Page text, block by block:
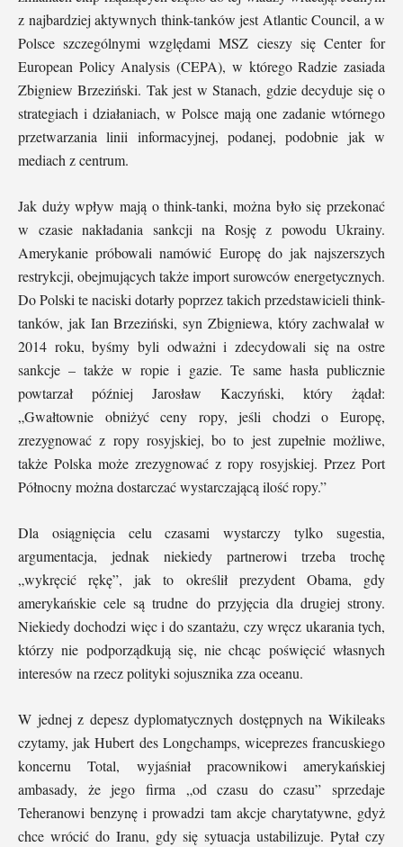
z najbardziej aktywnych think-tanków jest Atlantic Council, a w
Polsce szczególnymi względami MSZ cieszy się Center for
European Policy Analysis (CEPA), w którego Radzie zasiada
Zbigniew Brzeziński. Tak jest w Stanach, gdzie decyduje się o
strategiach i działaniach, w Polsce mają one zadanie wtórnego
przetwarzania linii informacyjnej, podanej, podobnie jak w
mediach z centrum.
Jak duży wpływ mają o think-tanki, można było się przekonać
w czasie nakładania sankcji na Rosję z powodu Ukrainy.
Amerykanie próbowali namówić Europę do jak najszerszych
restrykcji, obejmujących także import surowców energetycznych.
Do Polski te naciski dotarły poprzez takich przedstawicieli think-
tanków, jak Ian Brzeziński, syn Zbigniewa, który zachwalał w
2014 roku, byśmy byli odważni i zdecydowali się na ostre
sankcje – także w ropie i gazie. Te same hasła publicznie
powtarzał później Jarosław Kaczyński, który żądał:
„Gwałtownie obniżyć ceny ropy, jeśli chodzi o Europę,
zrezygnować z ropy rosyjskiej, bo to jest zupełnie możliwe,
także Polska może zrezygnować z ropy rosyjskiej. Przez Port
Północny można dostarczać wystarczającą ilość ropy.”
Dla osiągnięcia celu czasami wystarczy tylko sugestia,
argumentacja, jednak niekiedy partnerowi trzeba trochę
„wykręcić rękę”, jak to określił prezydent Obama, gdy
amerykańskie cele są trudne do przyjęcia dla drugiej strony.
Niekiedy dochodzi więc i do szantażu, czy wręcz ukarania tych,
którzy nie podporządkują się, nie chcąc poświęcić własnych
interesów na rzecz polityki sojusznika zza oceanu.
W jednej z depesz dyplomatycznych dostępnych na Wikileaks
czytamy, jak Hubert des Longchamps, wiceprezes francuskiego
koncernu Total, wyjaśniał pracownikowi amerykańskiej
ambasady, że jego firma „od czasu do czasu” sprzedaje
Teheranowi benzynę i prowadzi tam akcje charytatywne, gdyż
chce wrócić do Iranu, gdy się sytuacja ustabilizuje. Pytał czy